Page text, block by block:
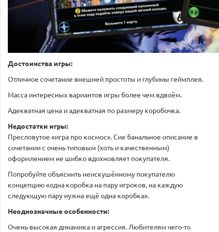
Достоинства игры:
Отличное сочетание внешней простоты и глубины геймплея.
Масса интересных вариантов игры более чем вдвоём.
Адекватная цена и адекватная по размеру коробочка.
Недостатки игры:
Пресловутое «игра про космос». Сие банальное описание в
сочетании с очень типовым (хоть и качественным)
оформлением не шибко вдохновляет покупателя.
Попробуйте объяснить неискушённому покупателю
концепцию «одна коробка на пару игроков, на каждую
следующую пару нужна ещё одна коробка».
Неоднозначные особенности:
Очень высокая динамика и агрессия. Любителям чего-то